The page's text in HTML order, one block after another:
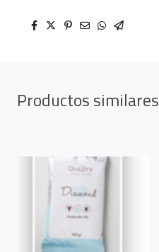
Productos similares